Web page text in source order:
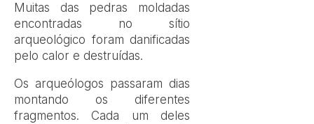
Muitas das pedras moldadas
encontradas no sítio
arqueológico foram danificadas
pelo calor e destruídas.
Os arqueólogos passaram dias
montando os diferentes
fragmentos. Cada um deles